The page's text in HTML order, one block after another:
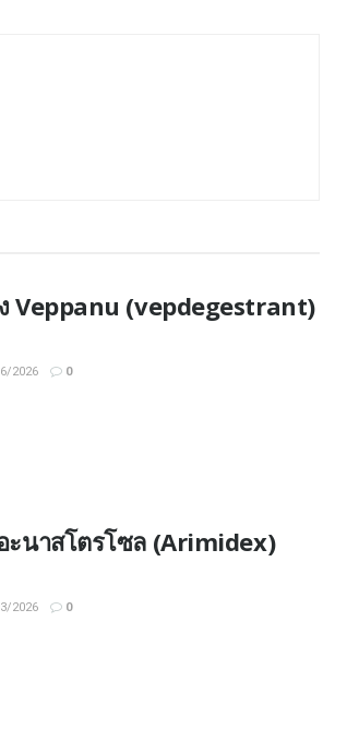
Veppanu (vepdegestrant)
2026 0
ะนาสโตรโซล (Arimidex)
2026 0